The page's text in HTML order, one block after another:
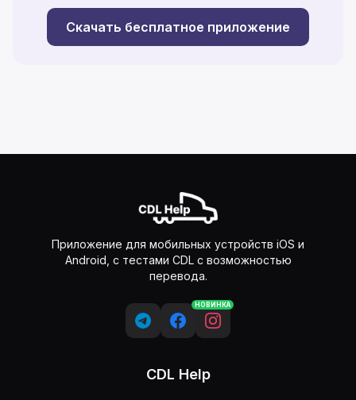
Скачать бесплатное приложение
Приложение для мобильных устройств iOS и
Android, с тестами CDL с возможностью
перевода.
НОВИНКА
CDL Help